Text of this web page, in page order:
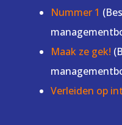
Nummer 1
Maak ze gek!
Verleiden op